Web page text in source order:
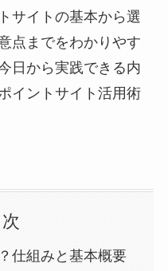
サイトの基本から選
点までをわかりやす
日から実践できる内
イントサイト活用術
仕組みと基本概要